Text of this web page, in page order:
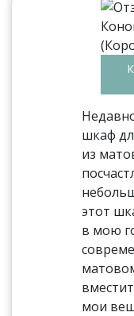
шкаф
из
этот
в мою
мои